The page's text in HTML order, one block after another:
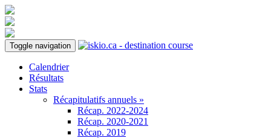
Toggle navigation
Calendrier
Résultats
Stats
Récapitulatifs annuels »
Récap. 2022-2024
Récap. 2020-2021
Récap. 2019